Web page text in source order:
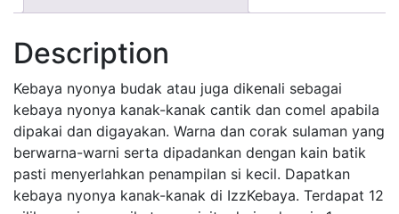
Description
Kebaya nyonya budak atau juga dikenali sebagai
kebaya nyonya kanak-kanak cantik dan comel apabila
dipakai dan digayakan. Warna dan corak sulaman yang
berwarna-warni serta dipadankan dengan kain batik
pasti menyerlahkan penampilan si kecil. Dapatkan
kebaya nyonya kanak-kanak di IzzKebaya. Terdapat 12